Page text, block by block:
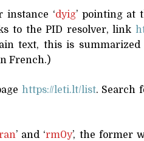
instance ‘dyig’ pointing at
to thePID resolver, link
text, this is summarized
French.)
https://​leti​.lt/​l​ist. Search
’ and ‘rm0y’, the former